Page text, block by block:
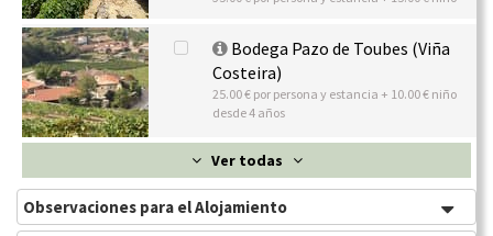
Bodega Pazo de Toubes (Viña
Costeira)
25.00 € por persona y estancia + 10.00 € niño
desde 4 años
Ver todas
Observaciones para el Alojamiento